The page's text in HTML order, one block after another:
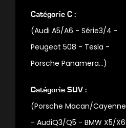
Catégorie C :
(Audi A5/A6 - Série3/4 -
Peugeot 508 - Tesla -
Porsche Panamera…)
Catégorie SUV :
(Porsche Macan/Cayenne
- AudiQ3/Q5 - BMW X5/X6